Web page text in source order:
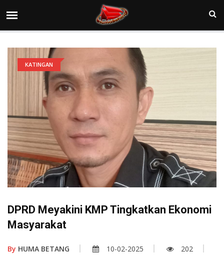
KATINGAN
DPRD Meyakini KMP Tingkatkan Ekonomi
Masyarakat
By HUMA BETANG 10-02-2025
202